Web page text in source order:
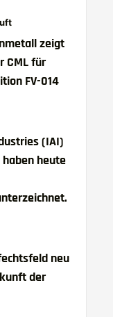
zeigt
CML für
FV-014
(IAI)
haben heute
neu
der